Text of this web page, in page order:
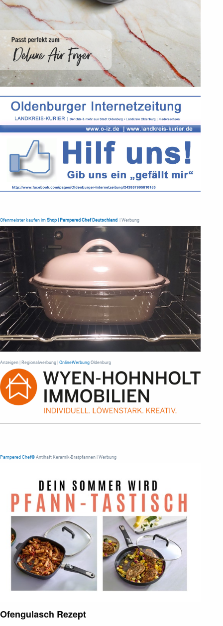
Ofenmeister kaufen im Shop | Pampered Chef Deutschland | Werbung
Anzeigen | Regionalwerbung | OnlineWerbung Oldenburg
Pampered Chef® Antihaft Keramik-Bratpfannen | Werbung
Ofengulasch Rezept